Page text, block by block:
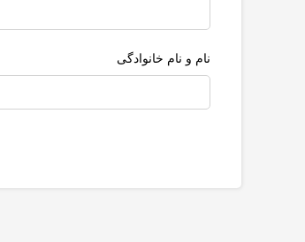
نام و نام خانوادگی